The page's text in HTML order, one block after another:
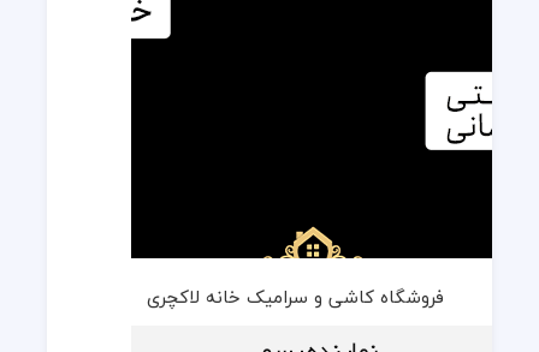
فروشگاه کاشی و سرامیک خانه لاکچری